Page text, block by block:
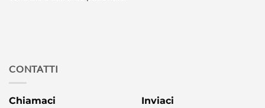
CONTATTI
Chiamaci
Inviaci